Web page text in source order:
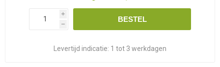
i
h
BESTEL
Levertijd indicatie: 1 tot 3 werkdagen